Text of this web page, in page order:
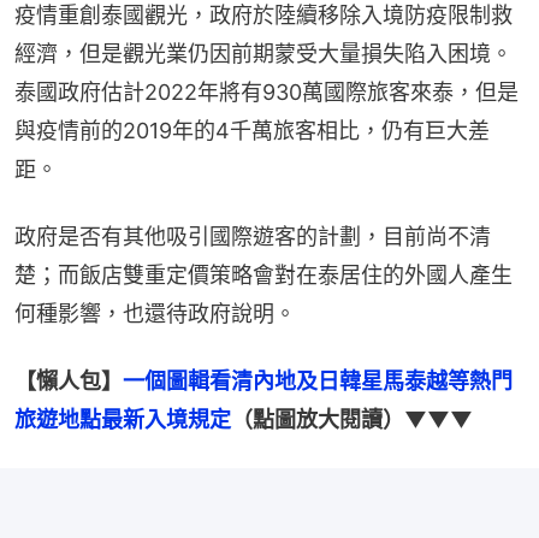
疫情重創泰國觀光，政府於陸續移除入境防疫限制救
經濟，但是觀光業仍因前期蒙受大量損失陷入困境。
泰國政府估計2022年將有930萬國際旅客來泰，但是
與疫情前的2019年的4千萬旅客相比，仍有巨大差
距。
政府是否有其他吸引國際遊客的計劃，目前尚不清
楚；而飯店雙重定價策略會對在泰居住的外國人產生
何種影響，也還待政府說明。
【懶人包】 一個圖輯看清內地及日韓星馬泰越等熱門
旅遊地點最新入境規定 （點圖放大閱讀）▼▼▼